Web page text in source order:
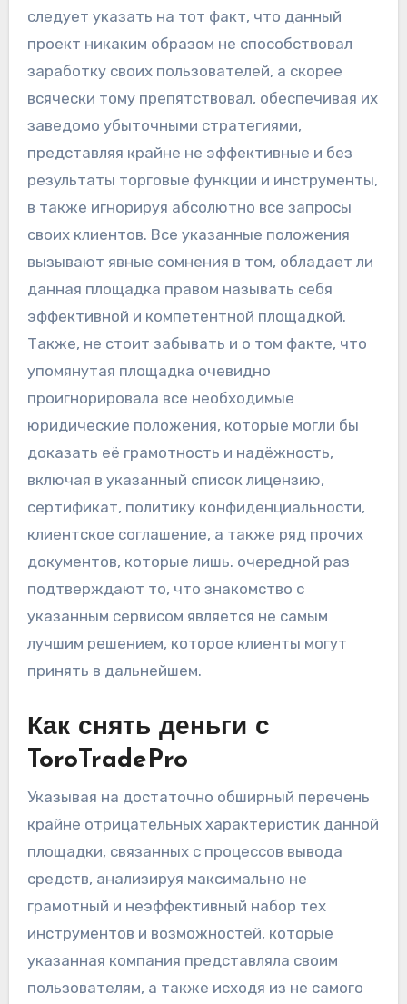
следует указать на тот факт, что данный
проект никаким образом не способствовал
заработку своих пользователей, а скорее
всячески тому препятствовал, обеспечивая их
заведомо убыточными стратегиями,
представляя крайне не эффективные и без
результаты торговые функции и инструменты,
в также игнорируя абсолютно все запросы
своих клиентов. Все указанные положения
вызывают явные сомнения в том, обладает ли
данная площадка правом называть себя
эффективной и компетентной площадкой.
Также, не стоит забывать и о том факте, что
упомянутая площадка очевидно
проигнорировала все необходимые
юридические положения, которые могли бы
доказать её грамотность и надёжность,
включая в указанный список лицензию,
сертификат, политику конфиденциальности,
клиентское соглашение, а также ряд прочих
документов, которые лишь. очередной раз
подтверждают то, что знакомство с
указанным сервисом является не самым
лучшим решением, которое клиенты могут
принять в дальнейшем.
Как снять деньги с
ToroTradePro
Указывая на достаточно обширный перечень
крайне отрицательных характеристик данной
площадки, связанных с процессов вывода
средств, анализируя максимально не
грамотный и неэффективный набор тех
инструментов и возможностей, которые
указанная компания представляла своим
пользователям, а также исходя из не самого